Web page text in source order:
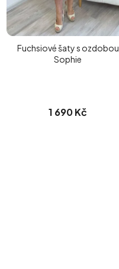
Fuchsiové šaty s ozdobou
Sophie
1 690 Kč